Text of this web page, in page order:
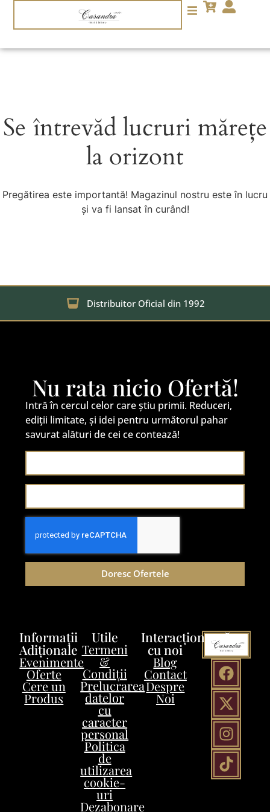
Se întrevăd lucruri mărețe
la orizont
Pregătirea este importantă! Magazinul nostru este în lucru
și va fi lansat în curând!
Distribuitor Oficial din 1992
Nu rata nicio Ofertă!
Intră în cercul celor care știu primii. Reduceri,
ediții limitate, și idei pentru următorul pahar
savurat alături de cei ce contează!
Doresc Ofertele
Interacționează
cu noi
Blog
Contact
Despre
Noi
Utile
Termeni
&
Condiții
Prelucrarea
datelor
cu
caracter
personal
Politica
de
utilizarea
cookie-
uri
Dezabonare
Informații
Adiționale
Evenimente
Oferte
Cere un
Produs